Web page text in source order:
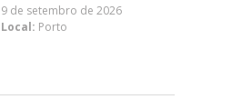
9 de setembro de 2026
Local: Porto